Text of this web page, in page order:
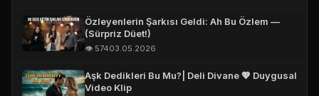
Özleyenlerin Şarkısı Geldi: Ah Bu Özlem —
(Sürpriz Düet!)
👁️ 57403.05.2026
Aşk Dedikleri Bu Mu?| Deli Divane 💖 Duygusal
Video Klip